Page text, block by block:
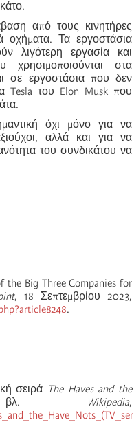
από τους κινητήρες
οχήματα. Τα εργοστάσια
λιγότερη εργασία και
στα
σε εργοστάσια που δεν
Tesla του Elon Musk που
όχι μόνο για να
αλλά και για να
του συνδικάτου να
the Big Three Companies for
, 18 Σεπτεμβρίου 2023,
.
σειρά The Haves and the
Wikipedia,